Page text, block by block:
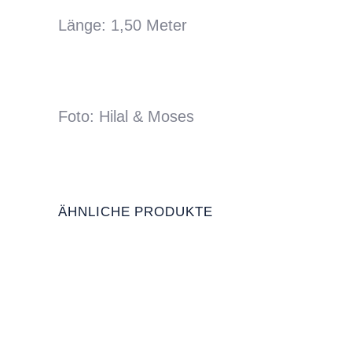
Länge: 1,50 Meter
Foto: Hilal & Moses
ÄHNLICHE PRODUKTE